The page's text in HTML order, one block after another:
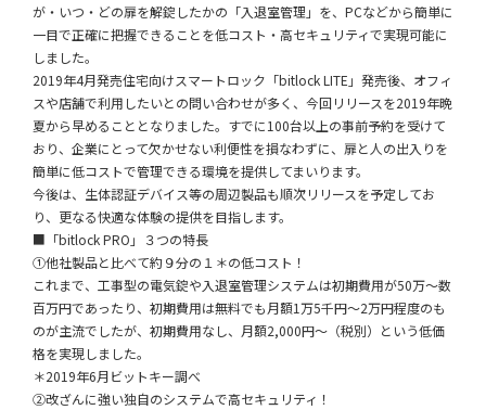
が・いつ・どの扉を解錠したかの「入退室管理」を、PCなどから簡単に
一目で正確に把握できることを低コスト・高セキュリティで実現可能に
しました。
2019年4月発売住宅向けスマートロック「bitlock LITE」発売後、オフィ
スや店舗で利用したいとの問い合わせが多く、今回リリースを2019年晩
夏から早めることとなりました。すでに100台以上の事前予約を受けて
おり、企業にとって欠かせない利便性を損なわずに、扉と人の出入りを
簡単に低コストで管理できる環境を提供してまいります。
今後は、生体認証デバイス等の周辺製品も順次リリースを予定してお
り、更なる快適な体験の提供を目指します。
■「bitlock PRO」３つの特長
①他社製品と比べて約９分の１＊の低コスト！
これまで、工事型の電気錠や入退室管理システムは初期費用が50万〜数
百万円であったり、初期費用は無料でも月額1万5千円〜2万円程度のも
のが主流でしたが、初期費用なし、月額2,000円〜（税別）という低価
格を実現しました。
＊2019年6月ビットキー調べ
②改ざんに強い独自のシステムで高セキュリティ！